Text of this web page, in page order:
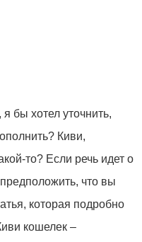
бы хотел уточнить,
Киви,
то? Если речь идет о
что вы
которая подробно
кошелек –